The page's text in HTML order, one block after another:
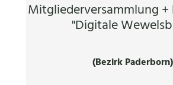
Mitgliederversammlung
"Digitale
(Bezirk Paderborn)